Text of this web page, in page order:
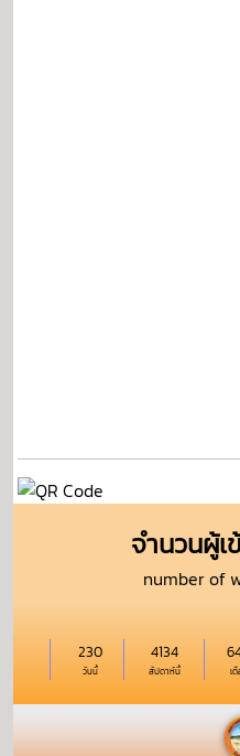
จำนวนผู้เ
number of
วันนี้
230
สัปดาห์นี้
4134
เ